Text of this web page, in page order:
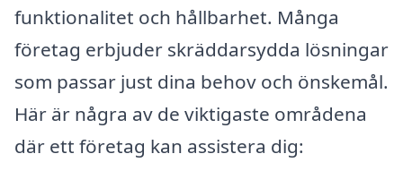
funktionalitet och hållbarhet. Många
företag erbjuder skräddarsydda lösningar
som passar just dina behov och önskemål.
Här är några av de viktigaste områdena
där ett företag kan assistera dig: